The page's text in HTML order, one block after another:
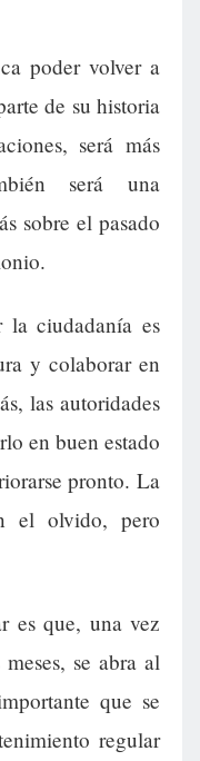
poder volver a
de su historia
será más
será una
sobre el pasado
ciudadanía es
y colaborar en
las autoridades
en buen estado
pronto. La
el olvido, pero
es que, una vez
se abra al
que se
regular